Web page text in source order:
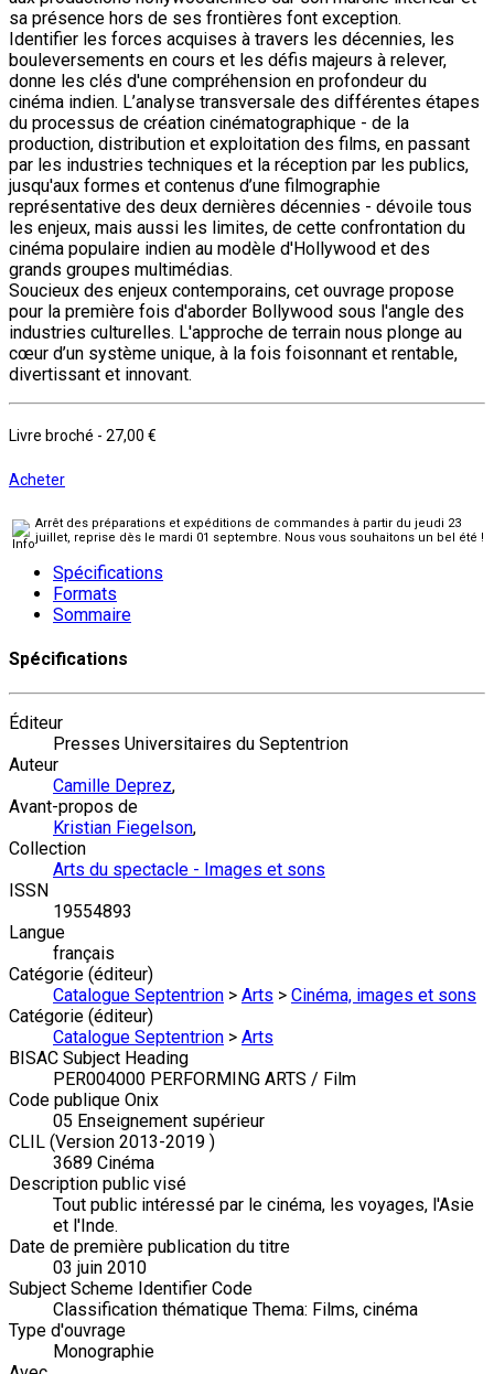
sa présence hors de ses frontières font exception.
Identifier les forces acquises à travers les décennies, les
bouleversements en cours et les défis majeurs à relever,
donne les clés d'une compréhension en profondeur du
cinéma indien. L’analyse transversale des différentes étapes
du processus de création cinématographique - de la
production, distribution et exploitation des films, en passant
par les industries techniques et la réception par les publics,
jusqu'aux formes et contenus d’une filmographie
représentative des deux dernières décennies - dévoile tous
les enjeux, mais aussi les limites, de cette confrontation du
cinéma populaire indien au modèle d'Hollywood et des
grands groupes multimédias.
Soucieux des enjeux contemporains, cet ouvrage propose
pour la première fois d'aborder Bollywood sous l'angle des
industries culturelles. L'approche de terrain nous plonge au
cœur d’un système unique, à la fois foisonnant et rentable,
divertissant et innovant.
Livre broché - 27,00 €
Acheter
Arrêt des préparations et expéditions de commandes à partir du jeudi 23
juillet, reprise dès le mardi 01 septembre. Nous vous souhaitons un bel été !
Spécifications
Formats
Sommaire
Spécifications
Éditeur
Presses Universitaires du Septentrion
Auteur
Camille Deprez,
Avant-propos de
Kristian Fiegelson,
Collection
Arts du spectacle - Images et sons
ISSN
19554893
Langue
français
Catégorie (éditeur)
Catalogue Septentrion > Arts > Cinéma, images et sons
Catégorie (éditeur)
Catalogue Septentrion > Arts
BISAC Subject Heading
PER004000 PERFORMING ARTS / Film
Code publique Onix
05 Enseignement supérieur
CLIL (Version 2013-2019 )
3689 Cinéma
Description public visé
Tout public intéressé par le cinéma, les voyages, l'Asie
et l'Inde.
Date de première publication du titre
03 juin 2010
Subject Scheme Identifier Code
Classification thématique Thema: Films, cinéma
Type d'ouvrage
Monographie